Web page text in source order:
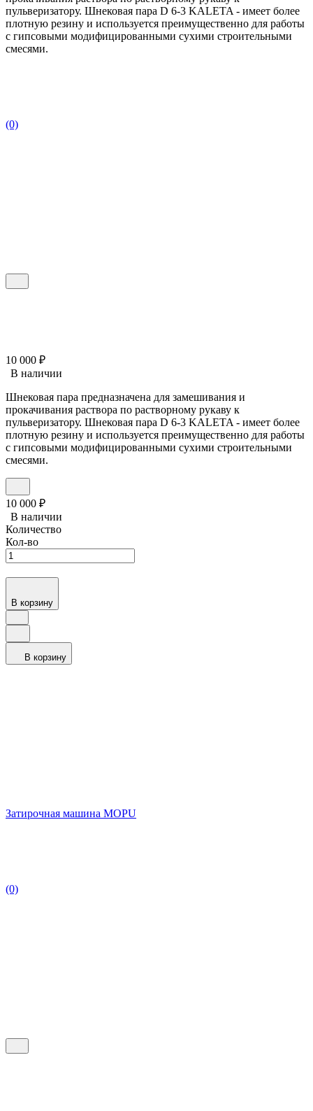
пульверизатору. Шнековая пара D 6-3 KALETA - имеет более
плотную резину и используется преимущественно для работы
с гипсовыми модифицированными сухими строительными
смесями.
(0)
10 000 ₽
В наличии
Шнековая пара предназначена для замешивания и
прокачивания раствора по растворному рукаву к
пульверизатору. Шнековая пара D 6-3 KALETA - имеет более
плотную резину и используется преимущественно для работы
с гипсовыми модифицированными сухими строительными
смесями.
10 000 ₽
В наличии
Количество
Кол-во
В корзину
В корзину
Затирочная машина MOPU
(0)